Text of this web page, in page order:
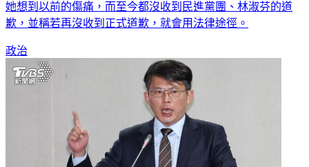
她想到以前的傷痛，而至今都沒收到民進黨團、林淑芬的道
歉，並稱若再沒收到正式道歉，就會用法律途徑。
政治